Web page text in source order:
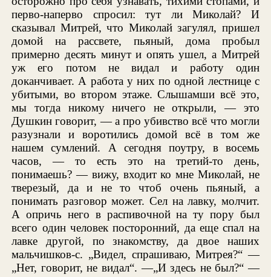
перво-наперво спросил: тут ли Миколай? И
сказывал Митрей, что Миколай загулял, пришел
домой на рассвете, пьяный, дома пробыл
примерно десять минут и опять ушел, а Митрей
уж его потом не видал и работу один
доканчивает. А работа у них по одной лестнице с
убитыми, во втором этаже. Слышамши всё это,
мы тогда никому ничего не открыли, — это
Душкин говорит, — а про убивство всё что могли
разузнали и воротились домой всё в том же
нашем сумлений. А сегодня поутру, в восемь
часов, — то есть это на третий-то день,
понимаешь? — вижу, входит ко мне Миколай, не
тверезый, да и не то чтоб очень пьяный, а
понимать разговор может. Сел на лавку, молчит.
А опричь него в распивочной на ту пору был
всего один человек посторонний, да еще спал на
лавке другой, по знакомству, да двое наших
мальчишков-с. „Видел, спрашиваю, Митрея?“ —
„Нет, говорит, не видал“. —„И здесь не был?“ —